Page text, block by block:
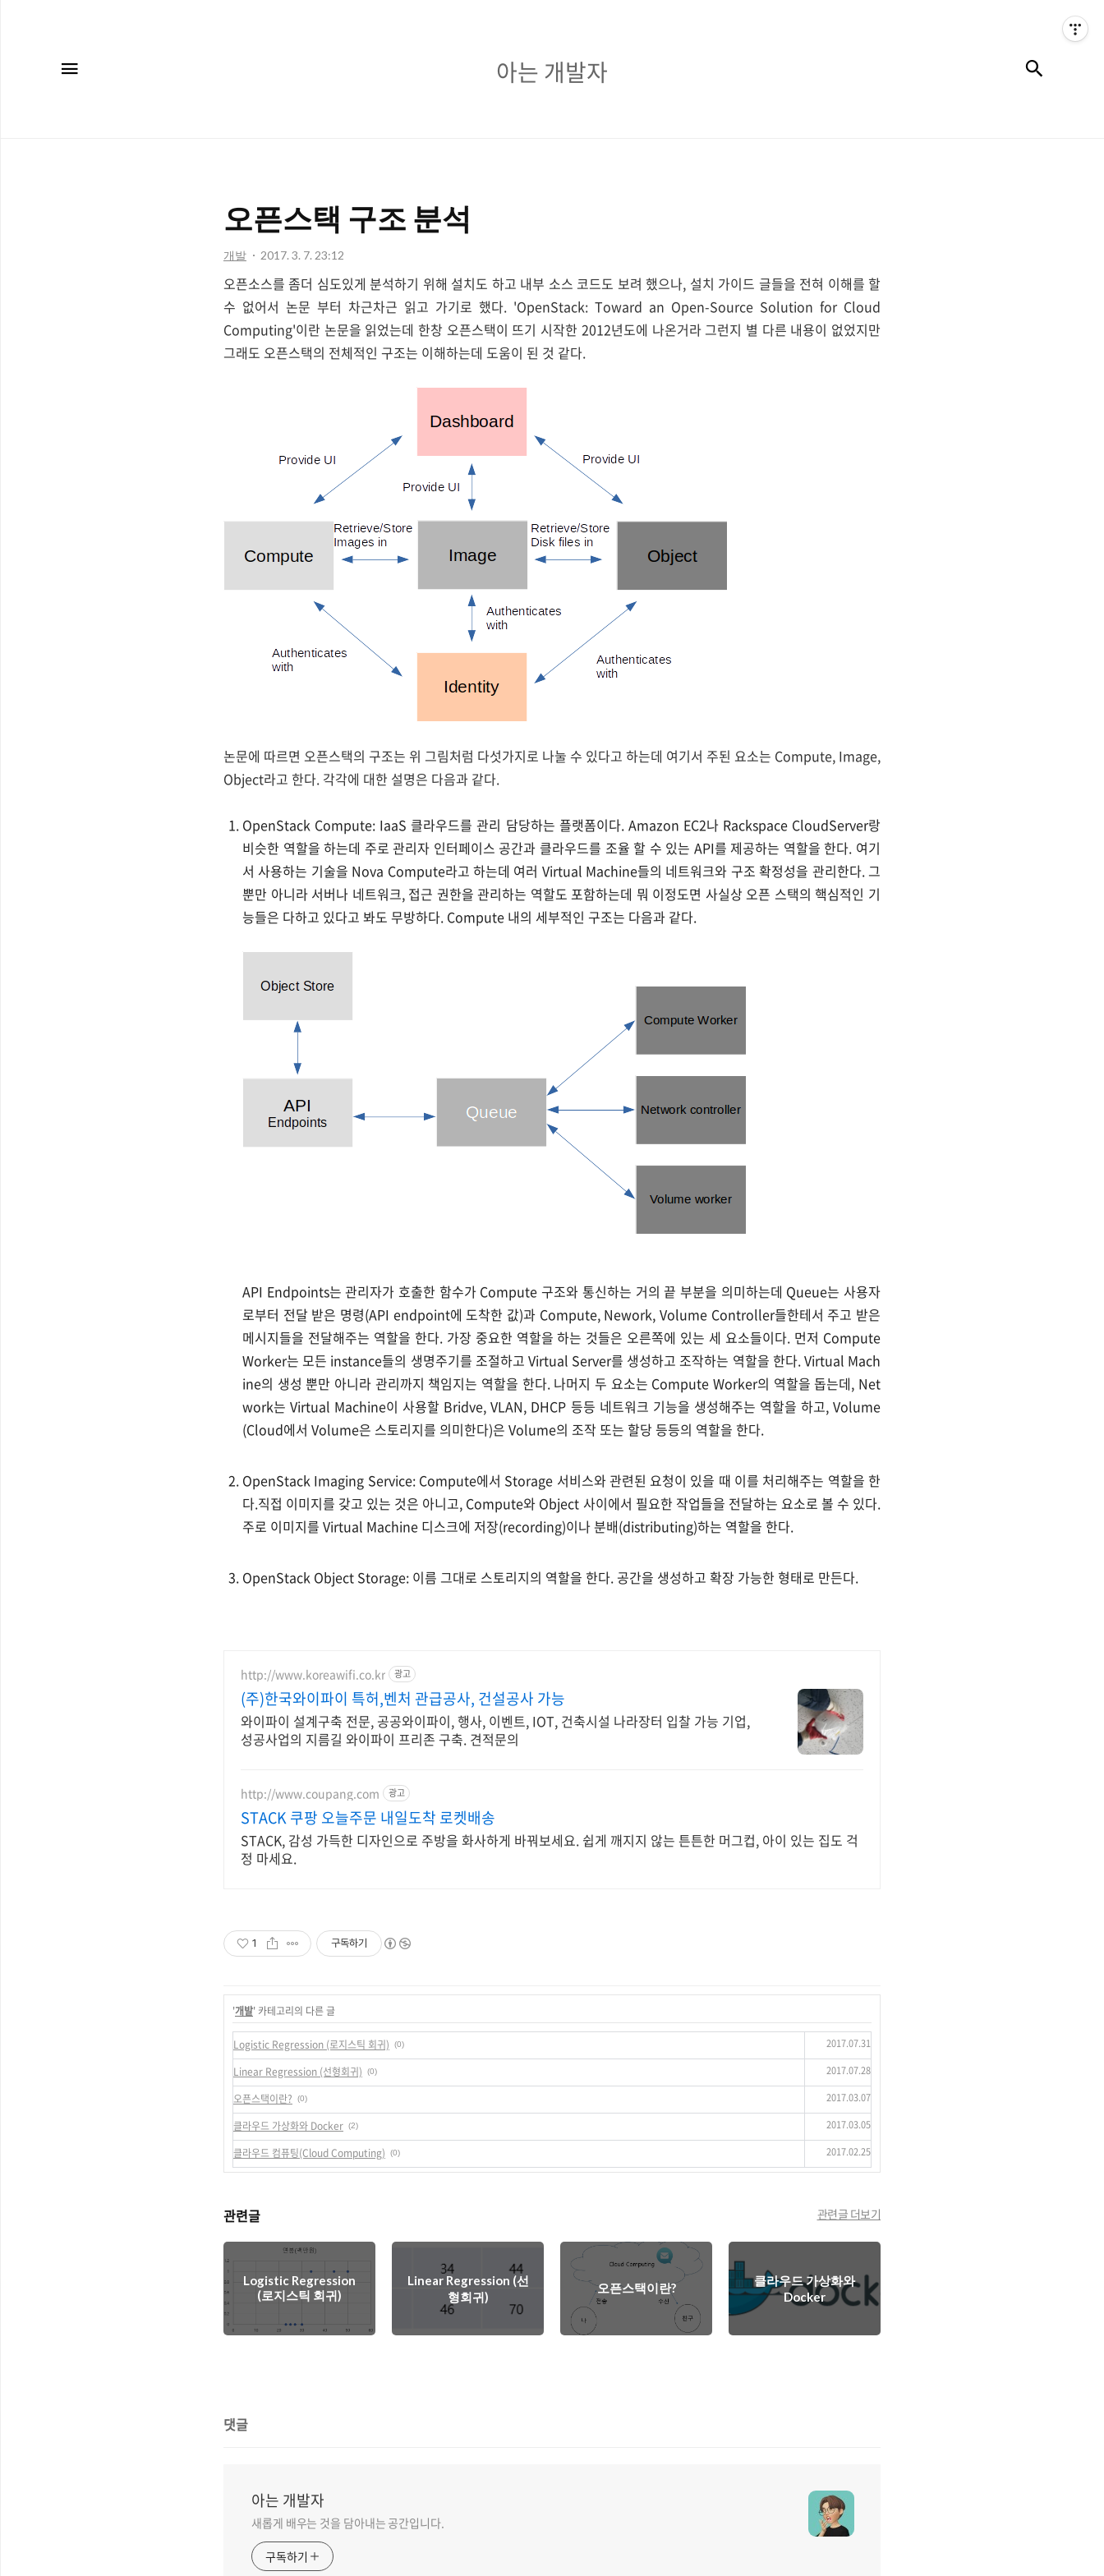
는
아는 개발자
오픈스택 구조 분석
개발 2017. 3. 7. 23:12
오픈소스를 좀더 심도있게 분석하기 위해 설치도 하고 내부 소스 코드도 보려 했으나, 설치 가이드 글들을 전혀 이해를 할
수 없어서 논문 부터 차근차근 읽고 가기로 했다. 'OpenStack: Toward an Open-Source Solution for Cloud
Computing'이란 논문을 읽었는데 한창 오픈스택이 뜨기 시작한 2012년도에 나온거라 그런지 별 다른 내용이 없었지만
그래도 오픈스택의 전체적인 구조는 이해하는데 도움이 된 것 같다.
논문에 따르면 오픈스택의 구조는 위 그림처럼 다섯가지로 나눌 수 있다고 하는데 여기서 주된 요소는 Compute, Image,
Object라고 한다. 각각에 대한 설명은 다음과 같다.
OpenStack Compute: IaaS 클라우드를 관리 담당하는 플랫폼이다. Amazon EC2나 Rackspace CloudServer랑
비슷한 역할을 하는데 주로 관리자 인터페이스 공간과 클라우드를 조율 할 수 있는 API를 제공하는 역할을 한다. 여기
서 사용하는 기술을 Nova Compute라고 하는데 여러 Virtual Machine들의 네트워크와 구조 확정성을 관리한다. 그
뿐만 아니라 서버나 네트워크, 접근 권한을 관리하는 역할도 포함하는데 뭐 이정도면 사실상 오픈 스택의 핵심적인 기
능들은 다하고 있다고 봐도 무방하다. Compute 내의 세부적인 구조는 다음과 같다.
API Endpoints는 관리자가 호출한 함수가 Compute 구조와 통신하는 거의 끝 부분을 의미하는데 Queue는 사용자
로부터 전달 받은 명령(API endpoint에 도착한 값)과 Compute, Nework, Volume Controller들한테서 주고 받은
메시지들을 전달해주는 역할을 한다. 가장 중요한 역할을 하는 것들은 오른쪽에 있는 세 요소들이다. 먼저 Compute
Worker는 모든 instance들의 생명주기를 조절하고 Virtual Server를 생성하고 조작하는 역할을 한다. Virtual Mach
ine의 생성 뿐만 아니라 관리까지 책임지는 역할을 한다. 나머지 두 요소는 Compute Worker의 역할을 돕는데, Net
work는 Virtual Machine이 사용할 Bridve, VLAN, DHCP 등등 네트워크 기능을 생성해주는 역할을 하고, Volume
(Cloud에서 Volume은 스토리지를 의미한다)은 Volume의 조작 또는 할당 등등의 역할을 한다.
OpenStack Imaging Service: Compute에서 Storage 서비스와 관련된 요청이 있을 때 이를 처리해주는 역할을 한
다.직접 이미지를 갖고 있는 것은 아니고, Compute와 Object 사이에서 필요한 작업들을 전달하는 요소로 볼 수 있다.
주로 이미지를 Virtual Machine 디스크에 저장(recording)이나 분배(distributing)하는 역할을 한다.
OpenStack Object Storage: 이름 그대로 스토리지의 역할을 한다. 공간을 생성하고 확장 가능한 형태로 만든다.
http://www.koreawifi.co.kr 광고
(주)한국와이파이 특허,벤처 관급공사, 건설공사 가능
와이파이 설계구축 전문, 공공와이파이, 행사, 이벤트, IOT, 건축시설 나라장터 입찰 가능 기업,
성공사업의 지름길 와이파이 프리존 구축. 견적문의
http://www.coupang.com 광고
STACK 쿠팡 오늘주문 내일도착 로켓배송
STACK, 감성 가득한 디자인으로 주방을 화사하게 바꿔보세요. 쉽게 깨지지 않는 튼튼한 머그컵, 아이 있는 집도 걱
정 마세요.
1 구독하기
'개발' 카테고리의 다른 글
Logistic Regression (로지스틱 회귀) (0) 2017.07.31
Linear Regression (선형회귀) (0) 2017.07.28
오픈스택이란? (0) 2017.03.07
클라우드 가상화와 Docker (2) 2017.03.05
클라우드 컴퓨팅(Cloud Computing) (0) 2017.02.25
관련글 관련글 더보기
Logistic Regression
(로지스틱 회귀)
Linear Regression (선
형회귀)
오픈스택이란?
클라우드 가상화와
Docker
댓글
아는 개발자
새롭게 배우는 것을 담아내는 공간입니다.
구독하기